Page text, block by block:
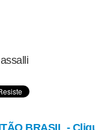
BRASIL -